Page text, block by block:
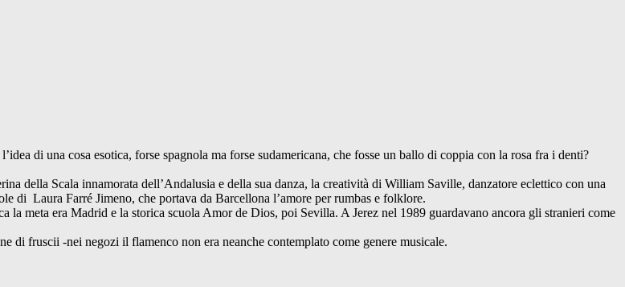
di una cosa esotica, forse spagnola ma forse sudamericana, che fosse un ballo di coppia con la rosa fra i denti?
della Scala innamorata dell’Andalusia e della sua danza, la creatività di William Saville, danzatore eclettico con una
di Laura Farré Jimeno, che portava da Barcellona l’amore per rumbas e folklore.
la meta era Madrid e la storica scuola Amor de Dios, poi Sevilla. A Jerez nel 1989 guardavano ancora gli stranieri come
di fruscii -nei negozi il flamenco non era neanche contemplato come genere musicale.